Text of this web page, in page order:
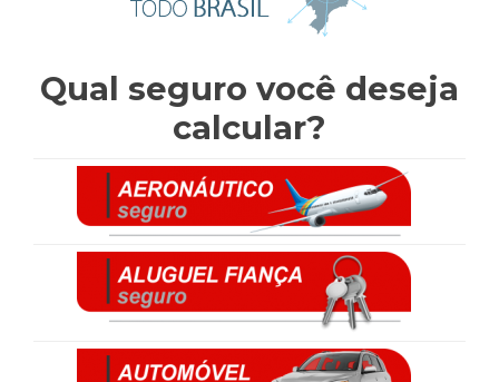
Qual seguro você deseja
calcular?